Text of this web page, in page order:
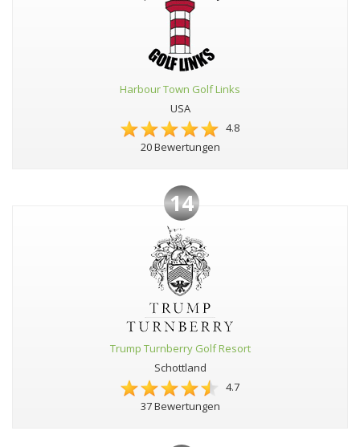
Harbour Town Golf Links
USA
4.8
20 Bewertungen
14
Trump Turnberry Golf Resort
Schottland
4.7
37 Bewertungen